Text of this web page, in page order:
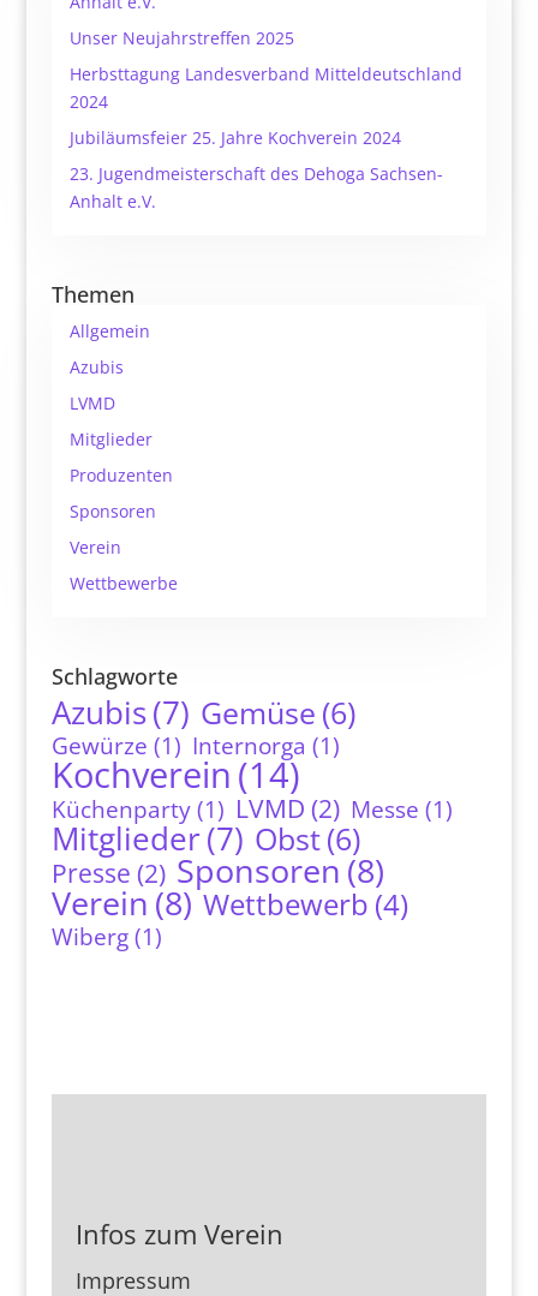
Unser Neujahrstreffen 2025
Herbsttagung Landesverband Mitteldeutschland
2024
Jubiläumsfeier 25. Jahre Kochverein 2024
23. Jugendmeisterschaft des Dehoga Sachsen-
Anhalt e.V.
Themen
Allgemein
Azubis
LVMD
Mitglieder
Produzenten
Sponsoren
Verein
Wettbewerbe
Schlagworte
Azubis(7) Gemüse (6)
Gewürze (1) Internorga (1)
Kochverein (14)
Küchenparty (1) LVMD (2) Messe (1)
Mitglieder(7) Obst(6)
Presse (2) Sponsoren (8)
Verein (8) Wettbewerb (4)
Wiberg (1)
Infos zum Verein
Impressum